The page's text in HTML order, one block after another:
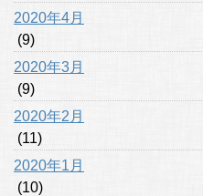
2020年4月
(9)
2020年3月
(9)
2020年2月
(11)
2020年1月
(10)